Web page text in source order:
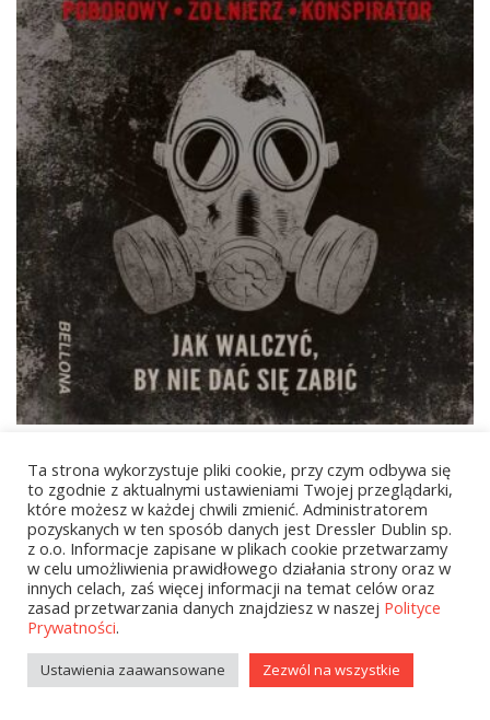
Alfabet wojny
1 2 … 6 NEXT
Ta strona wykorzystuje pliki cookie, przy czym odbywa się
to zgodnie z aktualnymi ustawieniami Twojej przeglądarki,
które możesz w każdej chwili zmienić. Administratorem
pozyskanych w ten sposób danych jest Dressler Dublin sp.
z o.o. Informacje zapisane w plikach cookie przetwarzamy
w celu umożliwienia prawidłowego działania strony oraz w
innych celach, zaś więcej informacji na temat celów oraz
zasad przetwarzania danych znajdziesz w naszej Polityce
Prywatności.
Ustawienia zaawansowane Zezwól na wszystkie